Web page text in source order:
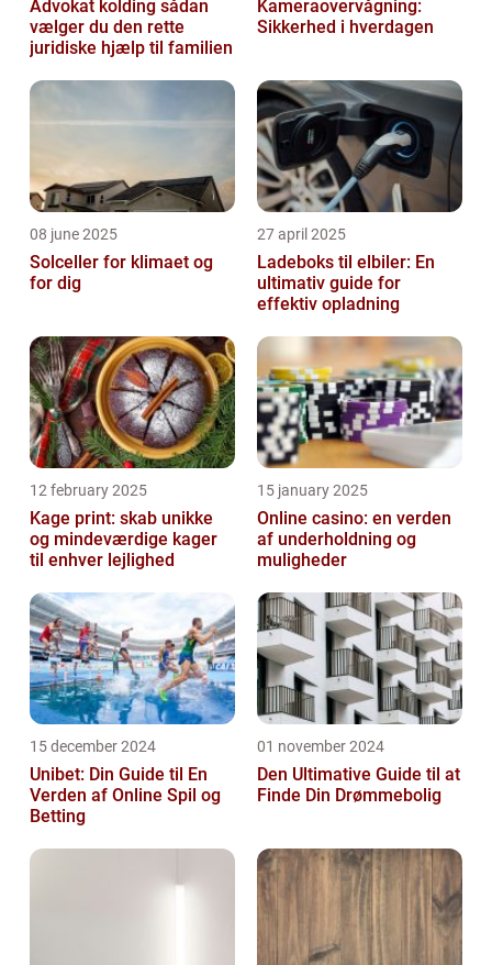
Advokat kolding sådan
vælger du den rette
juridiske hjælp til familien
Kameraovervågning:
Sikkerhed i hverdagen
08 june 2025
Solceller for klimaet og
for dig
27 april 2025
Ladeboks til elbiler: En
ultimativ guide for
effektiv opladning
12 february 2025
Kage print: skab unikke
og mindeværdige kager
til enhver lejlighed
15 january 2025
Online casino: en verden
af underholdning og
muligheder
15 december 2024
Unibet: Din Guide til En
Verden af Online Spil og
Betting
01 november 2024
Den Ultimative Guide til at
Finde Din Drømmebolig